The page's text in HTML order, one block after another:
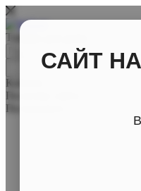
САЙТ
Товары для дома
Каталог
По всему сайту
По каталогу